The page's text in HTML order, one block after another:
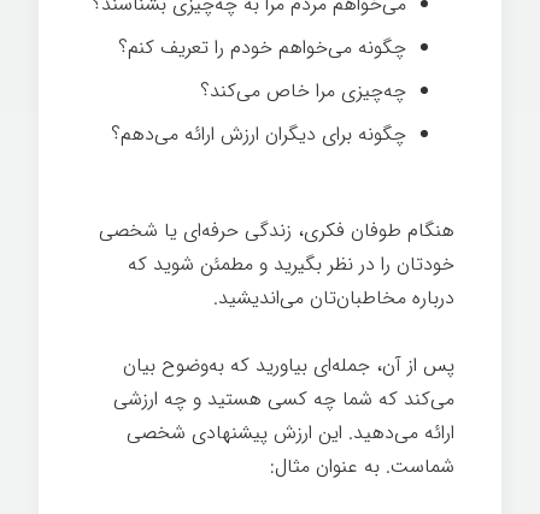
چگونه می‌خواهم خودم را تعریف کنم؟
چه‌چیزی مرا خاص می‌کند؟
چگونه برای دیگران ارزش ارائه می‌دهم؟
هنگام طوفان فکری، زندگی حرفه‌ای یا شخصی
خودتان را در نظر بگیرید و مطمئن شوید که
درباره مخاطبان‌تان می‌اندیشید.
پس از آن، جمله‌ای بیاورید که به‌وضوح بیان
می‌کند که شما چه کسی هستید و چه ارزشی
ارائه می‌دهید. این ارزش پیشنهادی شخصی
شماست. به عنوان مثال: